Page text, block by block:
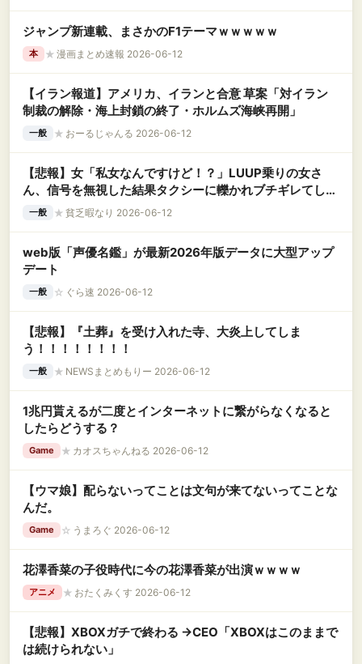
ジャンプ新連載、まさかのF1テーマｗｗｗｗｗ
本 ★ 漫画まとめ速報 2026-06-12
【イラン報道】アメリカ、イランと合意 草案「対イラン
制裁の解除・海上封鎖の終了・ホルムズ海峡再開」
一般 ★ おーるじゃんる 2026-06-12
【悲報】女「私女なんですけど！？」LUUP乗りの女さ
ん、信号を無視した結果タクシーに轢かれブチギレてしま
う様子を激写されてしまう←コレｗｗｗｗｗｗｗｗｗｗ
一般 ★ 貧乏暇なり 2026-06-12
web版「声優名鑑」が最新2026年版データに大型アップ
デート
一般 ☆ ぐら速 2026-06-12
【悲報】『土葬』を受け入れた寺、大炎上してしま
う！！！！！！！！
一般 ★ NEWSまとめもりー 2026-06-12
1兆円貰えるが二度とインターネットに繋がらなくなると
したらどうする？
Game ★ カオスちゃんねる 2026-06-12
【ウマ娘】配らないってことは文句が来てないってことな
んだ。
Game ☆ うまろぐ 2026-06-12
花澤香菜の子役時代に今の花澤香菜が出演ｗｗｗｗ
アニメ ★ おたくみくす 2026-06-12
【悲報】XBOXガチで終わる →CEO「XBOXはこのままで
は続けられない」